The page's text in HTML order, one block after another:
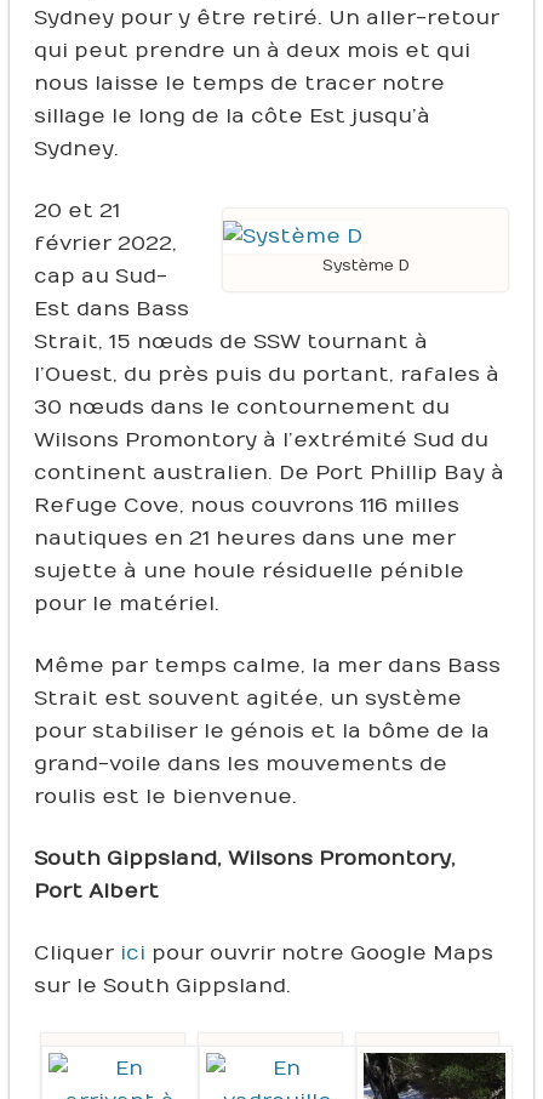
Sydney pour y être retiré. Un aller-retour
qui peut prendre un à deux mois et qui
nous laisse le temps de tracer notre
sillage le long de la côte Est jusqu’à
Sydney.
Système D
20 et 21
février 2022,
cap au Sud-
Est dans Bass
Strait, 15 nœuds de SSW tournant à
l’Ouest, du près puis du portant, rafales à
30 nœuds dans le contournement du
Wilsons Promontory à l’extrémité Sud du
continent australien. De Port Phillip Bay à
Refuge Cove, nous couvrons 116 milles
nautiques en 21 heures dans une mer
sujette à une houle résiduelle pénible
pour le matériel.
Même par temps calme, la mer dans Bass
Strait est souvent agitée, un système
pour stabiliser le génois et la bôme de la
grand-voile dans les mouvements de
roulis est le bienvenue.
South Gippsland, Wilsons Promontory,
Port Albert
Cliquer ici pour ouvrir notre Google Maps
sur le South Gippsland.